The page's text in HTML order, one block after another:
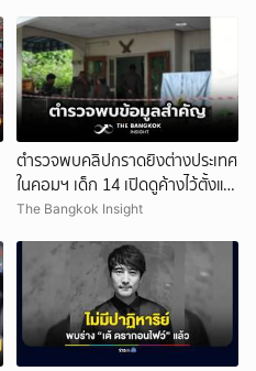
ตำรวจพบคลิปกราดยิงต่างประเทศ
ในคอมฯ เด็ก 14 เปิดดูค้างไว้ตั้งแต่
วันที่ 30 ก.ค.
The Bangkok Insight